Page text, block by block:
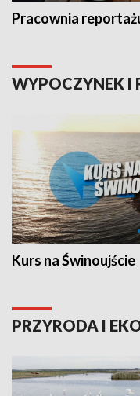
Pracownia
WYPOCZYNEK I
Kurs na Świnoujście
PRZYRODA I